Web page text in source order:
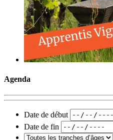
Agenda
Date de début
Date de fin